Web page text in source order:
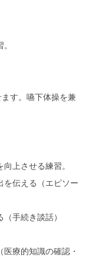
す。嚥下体操を兼
上させる練習。
伝える（エピソー
手続き談話）
療的知識の確認・